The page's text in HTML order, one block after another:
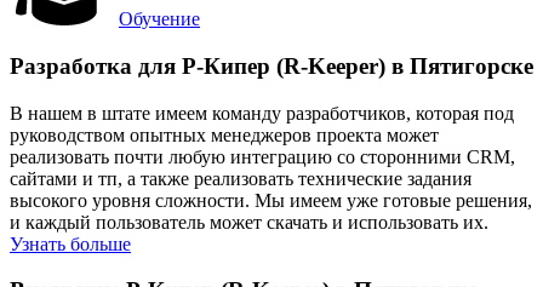
Обучение
Разработка для Р-Кипер (R-Keeper) в Пятигорске
В нашем в штате имеем команду разработчиков, которая под
руководством опытных менеджеров проекта может
реализовать почти любую интеграцию со сторонними CRM,
сайтами и тп, а также реализовать технические задания
высокого уровня сложности. Мы имеем уже готовые решения,
и каждый пользователь может скачать и использовать их.
Узнать больше